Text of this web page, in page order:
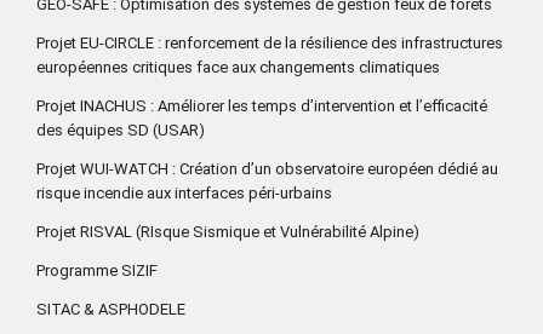
GEO-SAFE : Optimisation des systèmes de gestion feux de forêts
Projet EU-CIRCLE : renforcement de la résilience des infrastructures
européennes critiques face aux changements climatiques
Projet INACHUS : Améliorer les temps d’intervention et l’efficacité
des équipes SD (USAR)
Projet WUI-WATCH : Création d’un observatoire européen dédié au
risque incendie aux interfaces péri-urbains
Projet RISVAL (RIsque Sismique et Vulnérabilité Alpine)
Programme SIZIF
SITAC & ASPHODELE